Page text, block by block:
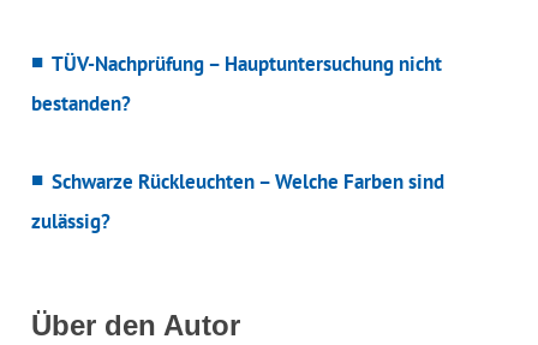
TÜV-Nachprüfung – Hauptuntersuchung nicht
bestanden?
Schwarze Rückleuchten – Welche Farben sind
zulässig?
Über den Autor